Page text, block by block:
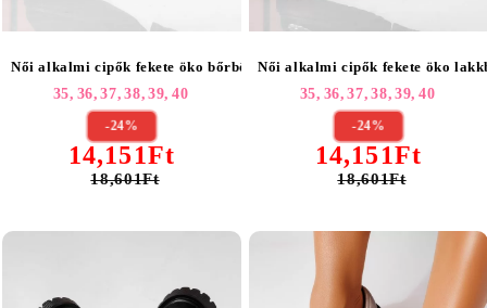
Női alkalmi cipők fekete öko bőrből készült Tahlia #25516
35, 36, 37, 38, 39, 40
-24%
14,151Ft
18,601Ft
Női alkalmi cipők fekete öko
35, 36, 37, 38, 39, 40
-24%
14,151Ft
18,601Ft